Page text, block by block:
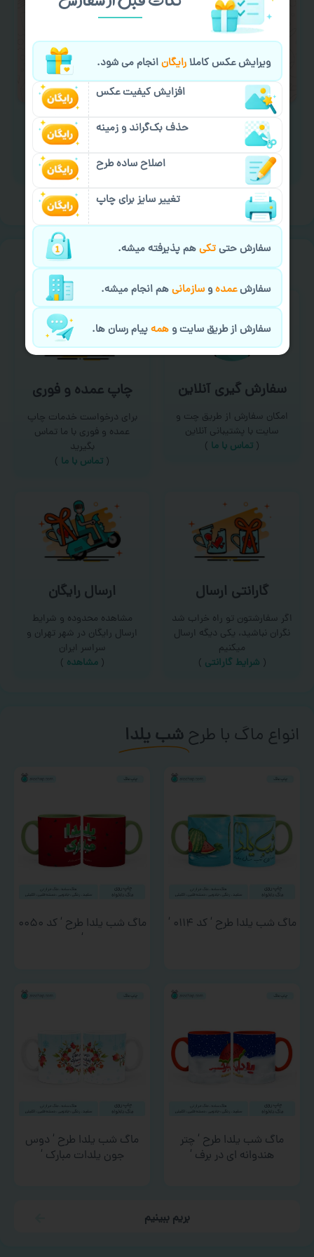
کادو کردن سفارش با اپراتو عکسچاپ هماهنگی
لازم را انجام دهید.
ایمیل جهت ثبت یا پیگیری سفارش:
aks4chap.com@gmail.com
برای ارسال پیام کلیک کنید
خیالت راحت ازسفارش گیری
سفارش گیری آنلاین
امکان سفارش از طریق چت و
سایت با پشتیبانی آنلاین
( تماس با ما‌ )
چاپ عمده و فوری
برای درخواست خدمات چاپ
عمده و فوری با ما تماس
بگیرید
( تماس با ما )
گارانتی ارسال
اگر سفارشتون تو راه خراب شد
نگران نباشید، یکی دیگه ارسال
میکنیم
( شرایط گارانتی )
ارسال رایگان
مشاهده محدوده و شرایط
ارسال رایگان در شهر تهران و
سراسر ایران
(مشاهده )
انواع ماگ با طرحشب یلدا
ماگ شب یلدا طرح ‘ کد ۰۱۱۴ ‘
ماگ شب یلدا طرح ‘ کد ۰۰۵۰
‘
ماگ شب یلدا طرح ‘ چتر
هندوانه ای در برف ‘
ماگ شب یلدا طرح ‘ دوس
جون یلدات مبارک ‘
بریم ببینیم
ویرایش عکس کاملارایگانانجام می شود.
افزایش کیفیت عکس
حذف بک‌گراند و زمینه
اصلاح ساده طرح
تغییر سایز برای چاپ
سفارش حتیتکیهم پذیرفته میشه.
سفارشعمدهوسازمانیهم انجام میشه.
سفارش از طریق سایت وهمهپیام رسان ها.